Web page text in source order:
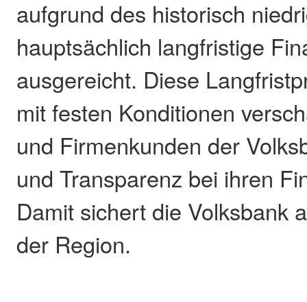
aufgrund des historisch
hauptsächlich langfristige
ausgereicht. Diese
mit festen Konditionen
und Firmenkunden der
und Transparenz bei ihren
Damit sichert die Volksbank
der Region.